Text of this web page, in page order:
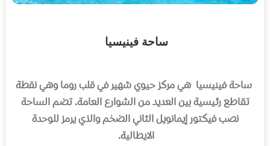
ساحة فينيسيا
ساحة فينيسيا هي مركز حيوي شهير في قلب روما وهي نقطة
تقاطع رئيسية بين العديد من الشوارع العامة.تضم الساحة
نصب فيكتور إيمانويل الثاني الضخم والذي يرمز للوحدة
الايطالية.